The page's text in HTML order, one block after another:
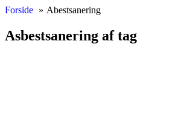
Forside Abestsanering
Asbestsanering af tag